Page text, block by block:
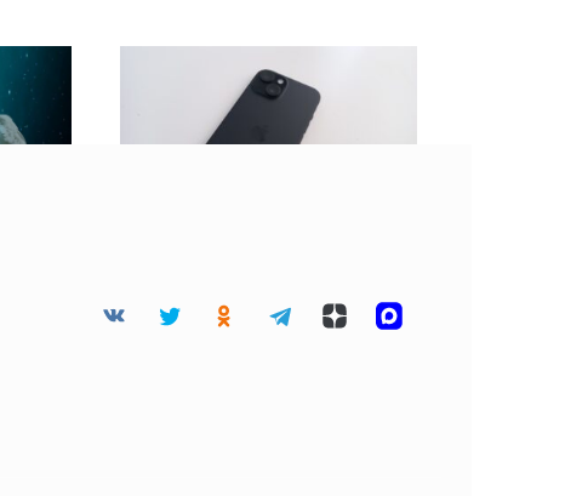
защитную пленку на
разбитый экран